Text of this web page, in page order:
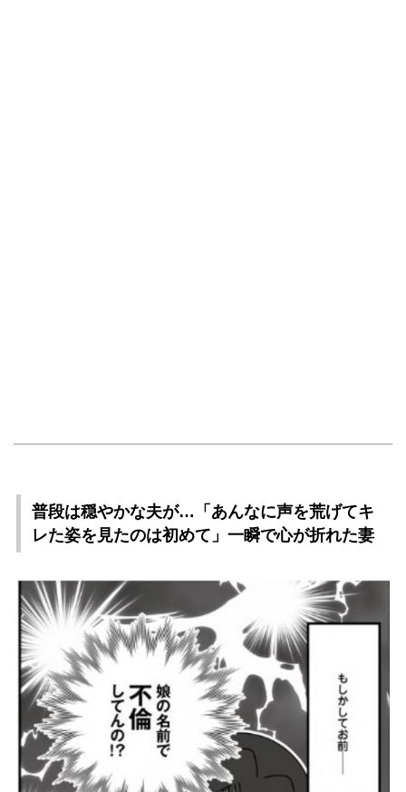
普段は穏やかな夫が…「あんなに声を荒げてキ
レた姿を見たのは初めて」一瞬で心が折れた妻